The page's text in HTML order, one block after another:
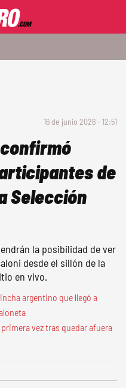
16 de junio 2026 - 12:51
de
Selección
la posibilidad de ver
desde el sillón de la
en vivo.
argentino que llegó a
vez tras quedar afuera